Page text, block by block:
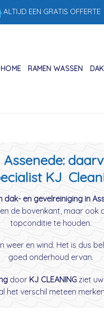
ALTIJD EEN GRATIS OFFERTE
HOME RAMEN WASSEN
KJ
dak- en gevelreiniging in
de bovenkant, maar ook
topconditie te houden.
weer en wind. Het is dus
goed onderhoud ervan.
doorKJ CLEANINGziet uw
het verschil meteen